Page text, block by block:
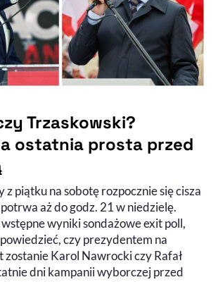
Trzaskowski?
ostatnia prosta przed
z piątku na sobotę rozpocznie się cisza
aż do godz. 21 w niedzielę.
wyniki sondażowe exit poll,
czy prezydentem na
zostanie Karol Nawrocki czy Rafał
dni kampanii wyborczej przed